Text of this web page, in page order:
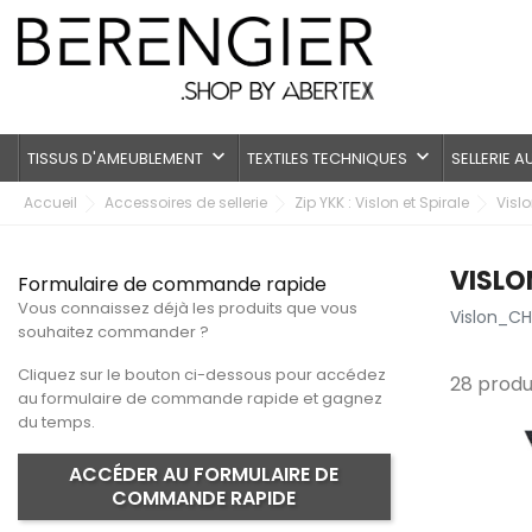
TISSUS D'AMEUBLEMENT keyboard_arrow_down TEXTILES TECHNIQUES keyboard_arrow_down SELLERIE
Accueil Accessoires de sellerie Zip YKK : Vislon et Spirale
Formulaire de commande rapide
Vous connaissez déjà les produits que vous
souhaitez commander ?
Cliquez sur le bouton ci-dessous pour accédez
au formulaire de commande rapide et gagnez
du temps.
ACCÉDER AU FORMULAIRE DE
COMMANDE RAPIDE
28